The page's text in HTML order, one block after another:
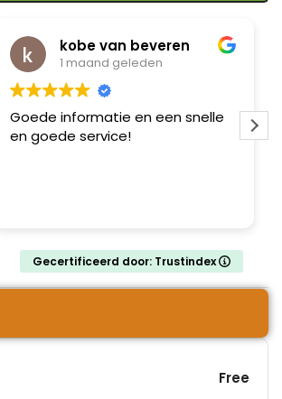
kobe van beveren
1 maand geleden
Goede informatie en een snelle
en goede service!
Gecertificeerd door: Trustindex
Free